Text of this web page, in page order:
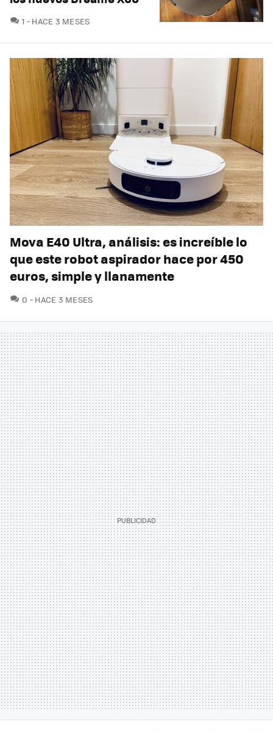
1 COMENTARIOS
HACE 3 MESES
Mova E40 Ultra, análisis: es increíble lo
que este robot aspirador hace por 450
euros, simple y llanamente
0 COMENTARIOS
HACE 3 MESES